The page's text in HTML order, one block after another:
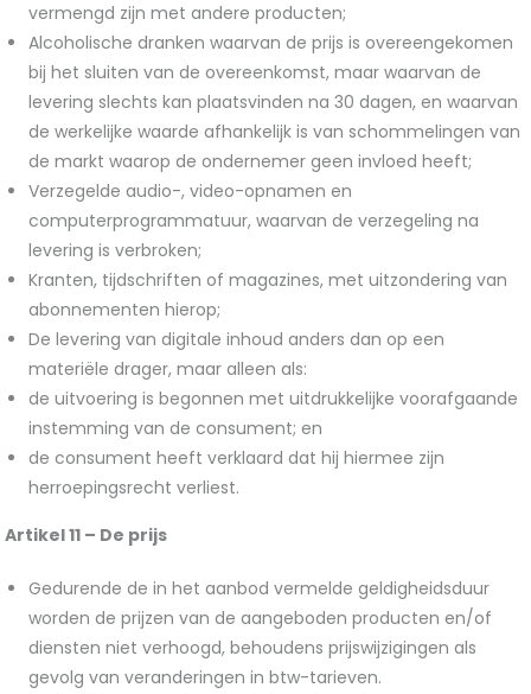
vermengd zijn met andere producten;
Alcoholische dranken waarvan de prijs is overeengekomen
bij het sluiten van de overeenkomst, maar waarvan de
levering slechts kan plaatsvinden na 30 dagen, en waarvan
de werkelijke waarde afhankelijk is van schommelingen van
de markt waarop de ondernemer geen invloed heeft;
Verzegelde audio-, video-opnamen en
computerprogrammatuur, waarvan de verzegeling na
levering is verbroken;
Kranten, tijdschriften of magazines, met uitzondering van
abonnementen hierop;
De levering van digitale inhoud anders dan op een
materiële drager, maar alleen als:
de uitvoering is begonnen met uitdrukkelijke voorafgaande
instemming van de consument; en
de consument heeft verklaard dat hij hiermee zijn
herroepingsrecht verliest.
Artikel 11 – De prijs
Gedurende de in het aanbod vermelde geldigheidsduur
worden de prijzen van de aangeboden producten en/of
diensten niet verhoogd, behoudens prijswijzigingen als
gevolg van veranderingen in btw-tarieven.